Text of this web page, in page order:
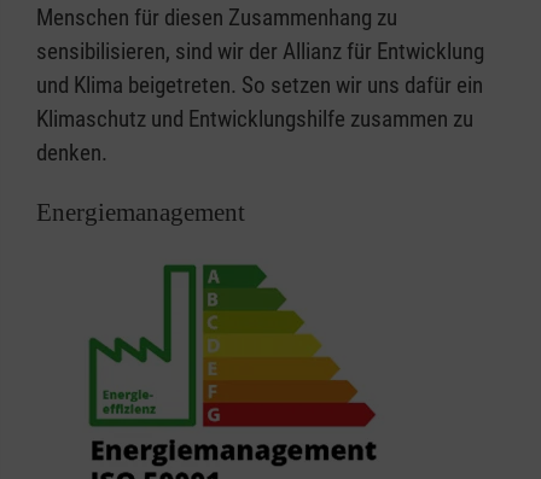
Menschen für diesen Zusammenhang zu
sensibilisieren, sind wir der Allianz für Entwicklung
und Klima beigetreten. So setzen wir uns dafür ein
Klimaschutz und Entwicklungshilfe zusammen zu
denken.
Energiemanagement